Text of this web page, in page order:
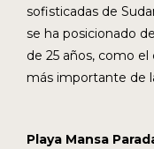
sofisticadas de
se ha posicionado
de 25 años, como
más importante de
Playa Mansa